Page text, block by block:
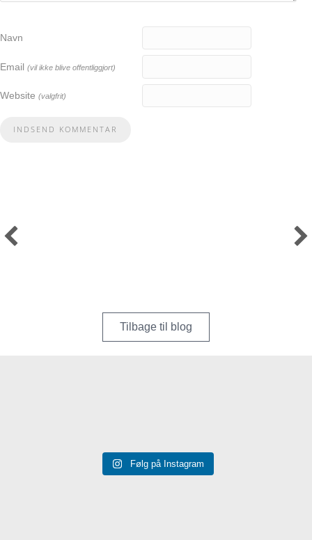
Navn
Email (vil ikke blive offentliggjort)
Website (valgfrit)
Tilbage til blog
Følg på Instagram